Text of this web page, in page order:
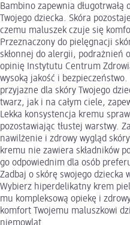
Bambino zapewnia
Twojego dziecka. Skóra
czemu maluszek czuje się
Przeznaczony do pielęgnacji
skłonnej do alergii, podrażnień
opinię Instytutu Centrum
wysoką jakość i
przyjazne dla skóry Twojego
twarz, jak i na całym ciele,
Lekka konsystencja kremu
pozostawiając tłustej warstwy.
nawilżenie i zdrowy wygląd
kremu nie zawiera składników
go odpowiednim dla osób
Zadbaj o skórę swojego dziecka
Wybierz hiperdelikatny krem
mu kompleksową opiekę i
komfort Twojemu maluszkowi
niemowląt.